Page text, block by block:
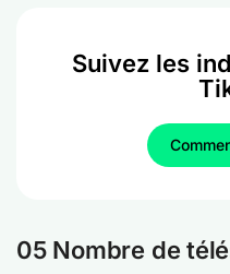
Suivez les
05 Nombre de